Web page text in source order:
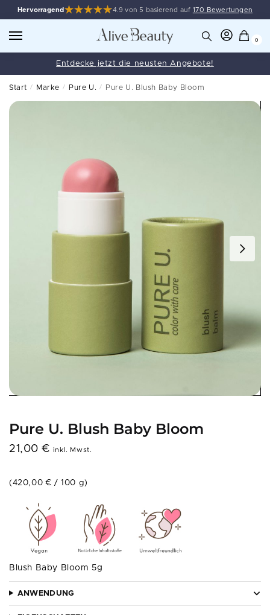
Hervorragend 4.9 von 5 basierend auf 170 Bewertungen
0
Entdecke jetzt die neusten Angebote!
Start / Marke / Pure U. / Pure U. Blush Baby Bloom
Pure U. Blush Baby Bloom
21,00€ inkl. Mwst.
(420,00€ /100 g)
Blush Baby Bloom 5g
ANWENDUNG